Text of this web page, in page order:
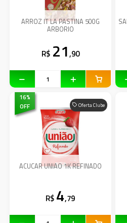
ARROZ IT LA PASTINA 500G
ARBORIO
R$ 21,90
Oferta Clube
16%
OFF
ACUCAR UNIAO 1K REFINADO
R$ 4,79